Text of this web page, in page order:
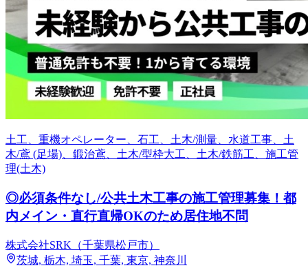
土工、重機オペレーター、石工、土木/測量、水道工事、土
木/鳶 (足場)、鍛治鳶、土木/型枠大工、土木/鉄筋工、施工管
理(土木)
◎必須条件なし/公共土木工事の施工管理募集！都
内メイン・直行直帰OKのため居住地不問
株式会社SRK（千葉県松戸市）
茨城, 栃木, 埼玉, 千葉, 東京, 神奈川